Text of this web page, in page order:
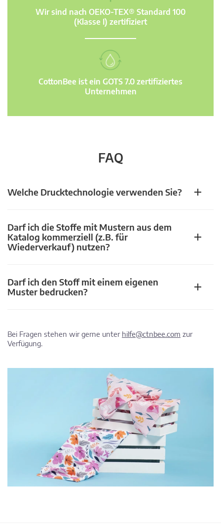
Wir sind nach OEKO-TEX® Standard 100
(Klasse I) zertifiziert
CottonBee ist ein GOTS 7.0 zertifiziertes
Unternehmen
FAQ
Welche Drucktechnologie verwenden Sie?
Darf ich die Stoffe mit Mustern aus dem
Katalog kommerziell (z.B. für
Wiederverkauf) nutzen?
Darf ich den Stoff mit einem eigenen
Muster bedrucken?
Bei Fragen stehen wir gerne unter hilfe@ctnbee.com zur
Verfügung.